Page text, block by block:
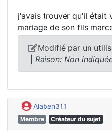
j'avais trouver qu'il était
mariage de son fils
Modifié par un
Raison: Non
Alaben311
Membre Créateur du sujet